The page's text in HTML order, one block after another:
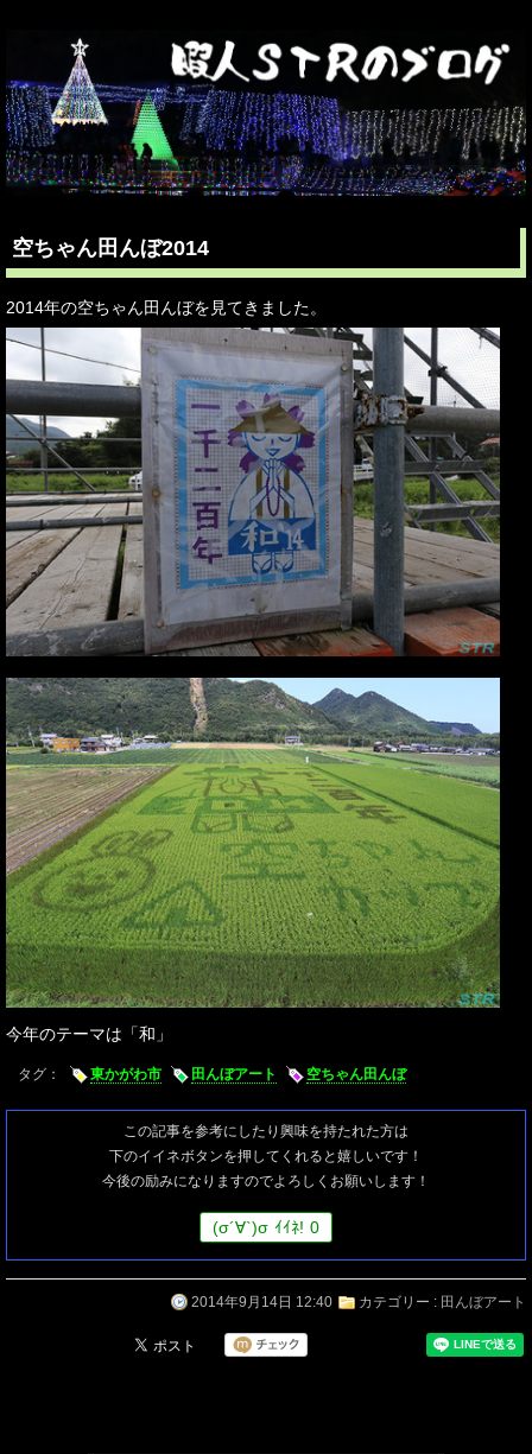
空ちゃん田んぼ2014
2014年の空ちゃん田んぼを見てきました。
今年のテーマは「和」
タグ： 東かがわ市 田んぼアート 空ちゃん田んぼ
この記事を参考にしたり興味を持たれた方は
下のイイネボタンを押してくれると嬉しいです！
今後の励みになりますのでよろしくお願いします！
(σ´∀`)σ ｲｲﾈ! 0
2014年9月14日 12:40 カテゴリー : 田んぼアート